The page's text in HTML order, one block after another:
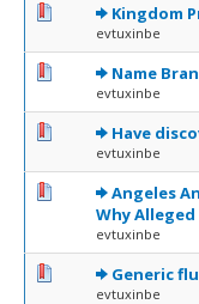
Kingdom
evtuxinbe
0 Votes -
Name
evtuxinbe
0 Votes -
Have
evtuxinbe
0 Votes -
Angeles
Why Alleged
evtuxinbe
0 Votes -
Generic
evtuxinbe
0 Votes -